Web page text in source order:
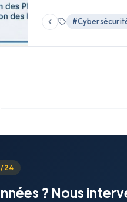
24
? Nous